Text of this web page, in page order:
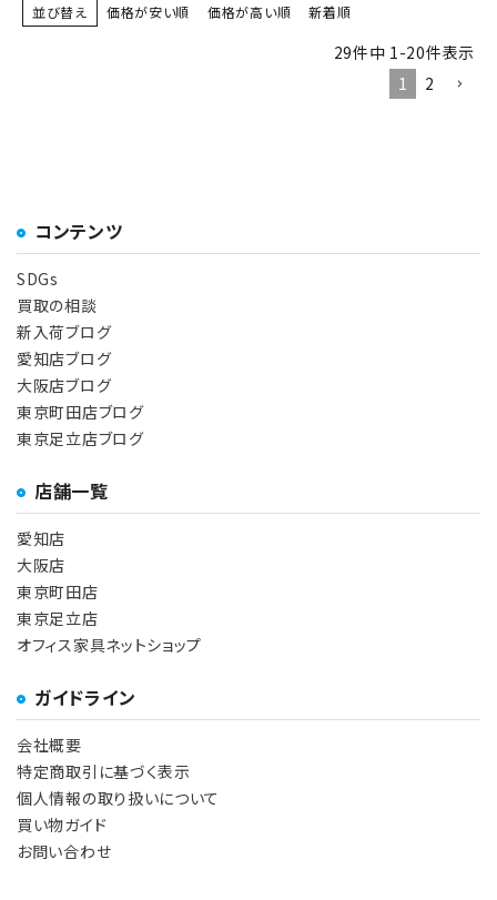
並び替え 価格が安い順 価格が高い順 新着順
29件中 1 -20件表示
1
2
コンテンツ
SDGs
買取の相談
新入荷ブログ
愛知店ブログ
大阪店ブログ
東京町田店ブログ
東京足立店ブログ
店舗一覧
愛知店
大阪店
東京町田店
東京足立店
オフィス家具ネットショップ
ガイドライン
会社概要
特定商取引に基づく表示
個人情報の取り扱いについて
買い物ガイド
お問い合わせ